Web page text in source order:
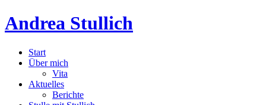
Andrea Stullich
Start
Über mich
Vita
Aktuelles
Berichte